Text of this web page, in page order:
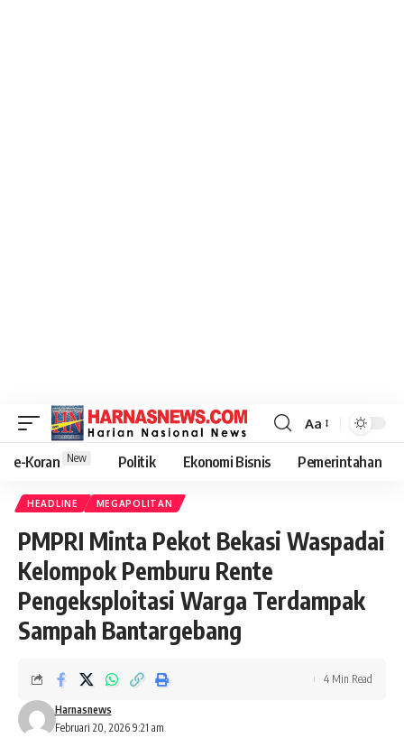
Aa
e-Koran New Politik Ekonomi Bisnis Pemerintahan
HEADLINE MEGAPOLITAN
PMPRI Minta Pekot Bekasi Waspadai
Kelompok Pemburu Rente
Pengeksploitasi Warga Terdampak
Sampah Bantargebang
Februari 20, 2026 9:21 am
Harnasnews
4 Min Read